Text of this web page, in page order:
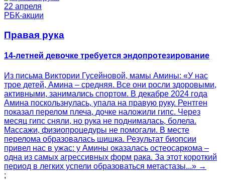
22 апреля
РБК-акции
Правая рука
14-летней девочке требуется эндопротезирование
Из письма Виктории Гусейновой, мамы Амины: «У нас
трое детей, Амина – средняя. Все они росли здоровыми,
активными, занимались спортом. В декабре 2024 года
Амина поскользнулась, упала на правую руку. Рентген
показал перелом плеча, дочке наложили гипс. Через
месяц гипс сняли, но рука не поднималась, болела.
Массажи, физиопроцедуры не помогали. В месте
перелома образовалась шишка. Результат биопсии
привел нас в ужас: у Амины оказалась остеосаркома –
одна из самых агрессивных форм рака. За этот короткий
период в легких успели образоваться метастазы...» →
;